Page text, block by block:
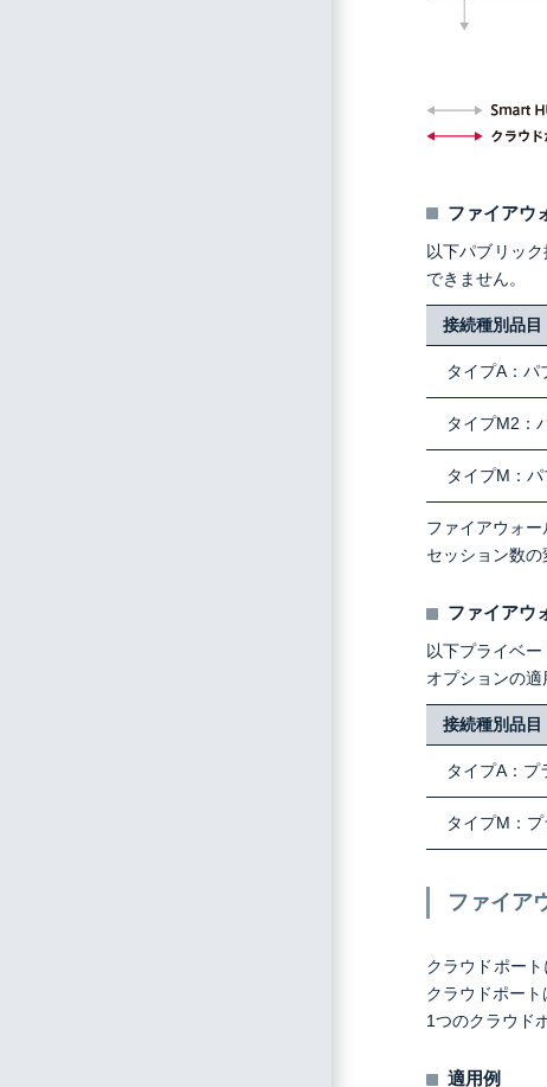
ファイアウ
以下パブリッ
できません。
接続種別品目
タイプA：パ
タイプM2：
タイプM：
ファイアウォ
セッション数
ファイアウ
以下プライベ
オプションの
接続種別品目
タイプA：プ
タイプM：
ファイア
クラウドポート
クラウドポート
1つのクラウド
適用例